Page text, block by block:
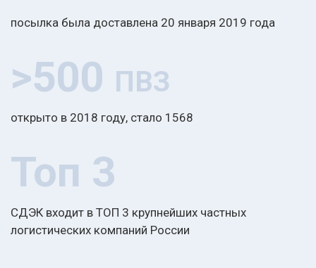
посылка была доставлена 20 января 2019 года
>500 ПВЗ
открыто в 2018 году, стало 1568
Топ 3
СДЭК входит в ТОП 3 крупнейших частных
логистических компаний России